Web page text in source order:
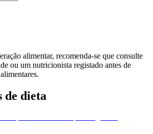
alimentar, recomenda-se que consulte
ou um nutricionista registado antes de
de dieta